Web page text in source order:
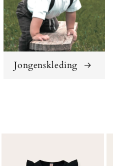
Jongenskleding